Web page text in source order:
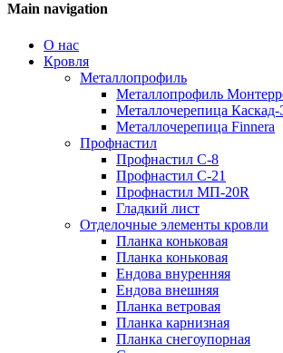
Main navigation
О нас
Кровля
Металлопрофиль
Металлопрофиль
Металлочерепица
Металлочерепица Finnera
Профнастил
Профнастил С-8
Профнастил С-21
Профнастил МП-20R
Гладкий лист
Отделочные элементы кровли
Планка коньковая
Планка коньковая
Ендова внуренняя
Ендова внешняя
Планка ветровая
Планка карнизная
Планка снегоупорная